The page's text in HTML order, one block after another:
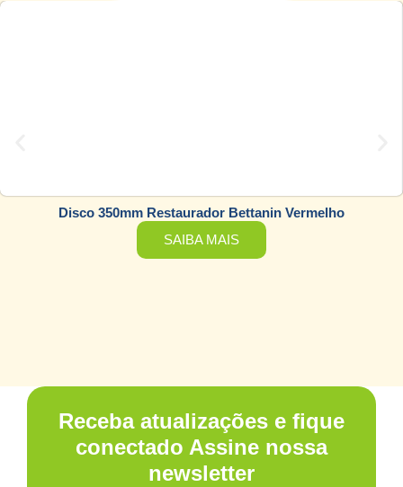
Disco 350mm Restaurador Bettanin Vermelho
SAIBA MAIS
Receba atualizações e fique
conectado Assine nossa
newsletter